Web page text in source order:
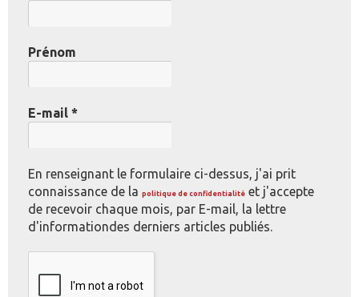
Prénom
E-mail *
En renseignant le formulaire ci-dessus, j'ai prit
connaissance de la politique de confidentialité et j'accepte
de recevoir chaque mois, par E-mail, la lettre
d'informationdes derniers articles publiés.